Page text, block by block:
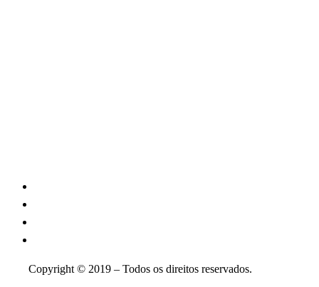
Copyright © 2019 – Todos os direitos reservados.